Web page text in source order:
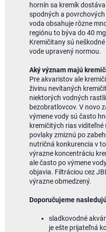
hornín sa kremík
spodných a
voda obsahuje rôzne
regiónu to býva do 40
Kremičitany sú
vode upravený normou.
Aký význam majú
Pre akvaristov ale
živinu nevítaných
niektorých vodných
bezobratlovcov. V novo
výmene vody sú často
kremičitých rias
povlaky zmiznú po
nutričná konkurencia v
výrazne koncentráciu
ale často po výmene
objavia. Filtráciou cez
výrazne obmedzený.
Doporučujeme
sladkovodné
je ešte prijateľná